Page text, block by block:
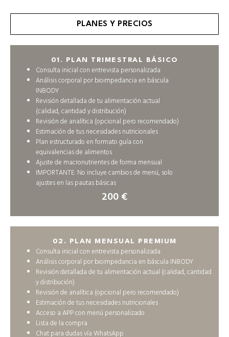
PLANES Y PRECIOS
01 . PLAN TRIMESTRAL BÁSICO
Consulta inicial con entrevista personalizada
Análisis corporal por bioimpedancia en báscula
INBODY
Revisión detallada de tu alimentación actual
(calidad, cantidad y distribución)
Revisión de analítica (opcional pero recomendado)
Estimación de tus necesidades nutricionales
Plan estructurado en formato guía con
equivalencias de alimentos
Ajuste de macronutrientes de forma mensual
IMPORTANTE: No incluye cambios de menú, solo
ajustes en las pautas básicas
200 €
02. PLAN MENSUAL PREMIUM
Consulta inicial con entrevista personalizada
Análisis corporal por bioimpedancia en báscula INBODY
Revisión detallada de tu alimentación actual (calidad, cantidad
y distribución)
Revisión de analítica (opcional pero recomendado)
Estimación de tus necesidades nutricionales
Acceso a APP con menú personalizado
Lista de la compra
Chat para dudas vía WhatsApp